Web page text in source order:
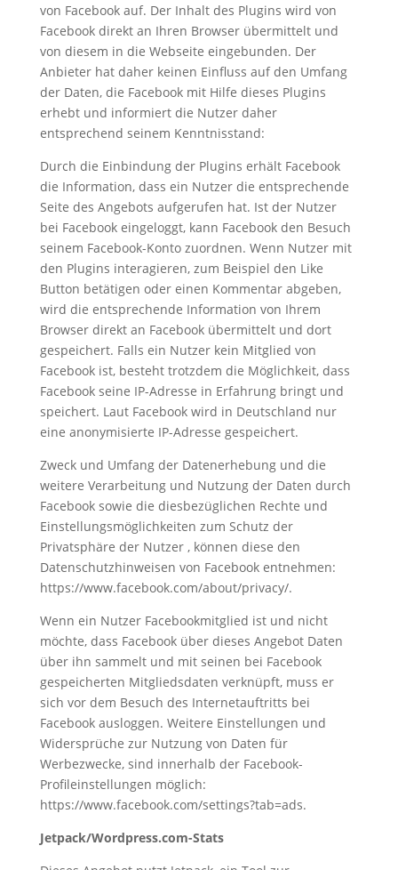
von Facebook auf. Der Inhalt des Plugins wird von
Facebook direkt an Ihren Browser übermittelt und
von diesem in die Webseite eingebunden. Der
Anbieter hat daher keinen Einfluss auf den Umfang
der Daten, die Facebook mit Hilfe dieses Plugins
erhebt und informiert die Nutzer daher
entsprechend seinem Kenntnisstand:
Durch die Einbindung der Plugins erhält Facebook
die Information, dass ein Nutzer die entsprechende
Seite des Angebots aufgerufen hat. Ist der Nutzer
bei Facebook eingeloggt, kann Facebook den Besuch
seinem Facebook-Konto zuordnen. Wenn Nutzer mit
den Plugins interagieren, zum Beispiel den Like
Button betätigen oder einen Kommentar abgeben,
wird die entsprechende Information von Ihrem
Browser direkt an Facebook übermittelt und dort
gespeichert. Falls ein Nutzer kein Mitglied von
Facebook ist, besteht trotzdem die Möglichkeit, dass
Facebook seine IP-Adresse in Erfahrung bringt und
speichert. Laut Facebook wird in Deutschland nur
eine anonymisierte IP-Adresse gespeichert.
Zweck und Umfang der Datenerhebung und die
weitere Verarbeitung und Nutzung der Daten durch
Facebook sowie die diesbezüglichen Rechte und
Einstellungsmöglichkeiten zum Schutz der
Privatsphäre der Nutzer , können diese den
Datenschutzhinweisen von Facebook entnehmen:
https://www.facebook.com/about/privacy/.
Wenn ein Nutzer Facebookmitglied ist und nicht
möchte, dass Facebook über dieses Angebot Daten
über ihn sammelt und mit seinen bei Facebook
gespeicherten Mitgliedsdaten verknüpft, muss er
sich vor dem Besuch des Internetauftritts bei
Facebook ausloggen. Weitere Einstellungen und
Widersprüche zur Nutzung von Daten für
Werbezwecke, sind innerhalb der Facebook-
Profileinstellungen möglich:
https://www.facebook.com/settings?tab=ads.
Jetpack/Wordpress.com-Stats